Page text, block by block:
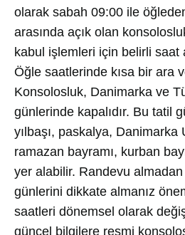
olarak sabah 09:00 ile
arasında açık olan
kabul işlemleri için belirli saat
Öğle saatlerinde kısa bir ara
Konsolosluk, Danimarka ve
günlerinde kapalıdır. Bu tatil
yılbaşı, paskalya, Danimarka
ramazan bayramı, kurban
yer alabilir. Randevu almadan
günlerini dikkate almanız
saatleri dönemsel olarak
güncel bilgilere resmi